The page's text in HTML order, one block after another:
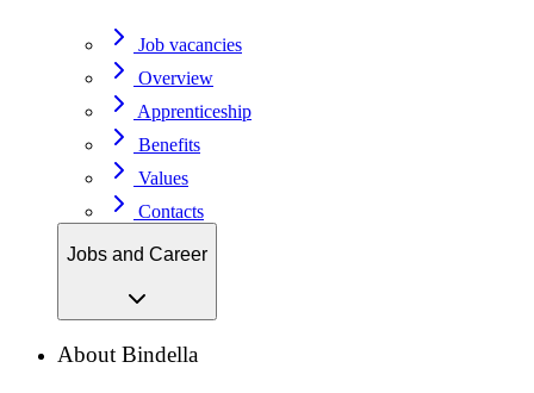
Job vacancies
Overview
Apprenticeship
Benefits
Values
Contacts
Jobs and Career
About Bindella